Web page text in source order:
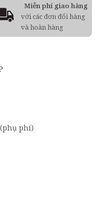
Miễn phí giao hàng
với các đơn đổi hàng
và hoàn hàng
(phụ phí)